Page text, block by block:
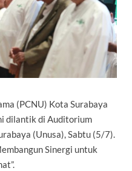
(PCNU) Kota Surabaya
dilantik di Auditorium
(Unusa), Sabtu (5/7).
Sinergi untuk